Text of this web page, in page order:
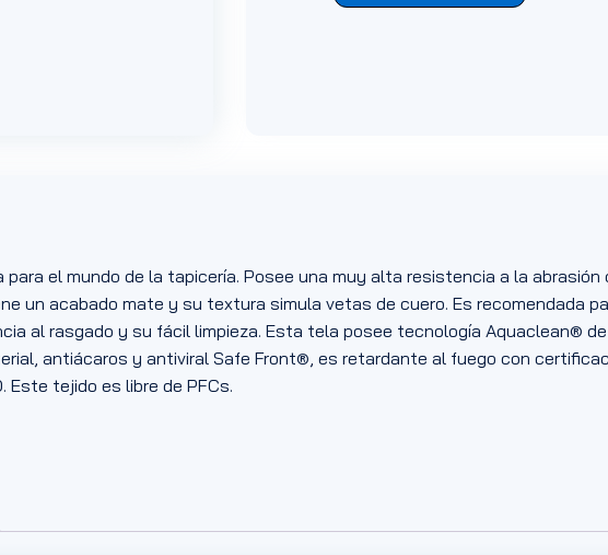
para el mundo de la tapicería. Posee una muy alta resistencia a la abrasión
un acabado mate y su textura simula vetas de cuero. Es recomendada
al rasgado y su fácil limpieza. Esta tela posee tecnología Aquaclean®
antiácaros y antiviral Safe Front®, es retardante al fuego con
Este tejido es libre de PFCs.